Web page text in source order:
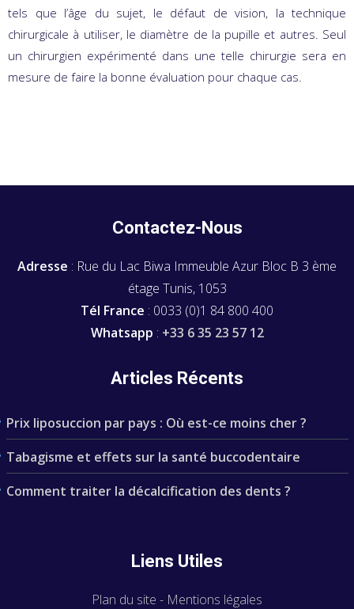
tels que l’âge du sujet, le défaut de vision, la technique
chirurgicale à utiliser, le diamètre de la pupille et autres. Seul
un chirurgien expérimenté dans une telle chirurgie sera en
mesure de faire la bonne évaluation pour chaque cas.
Contactez-Nous
Adresse : Rue du Lac Biwa Immeuble Azur Bloc B 3 ème
étage Tunis, 1053
Tél France : 0033 (0)1 84 800 400
Whatsapp : +33 6 35 23 57 12
Articles Récents
Prix liposuccion par pays : Où est-ce moins cher ?
Tabagisme et effets sur la santé buccodentaire
Comment traiter la décalcification des dents ?
Liens Utiles
Plan du site - Mentions légales